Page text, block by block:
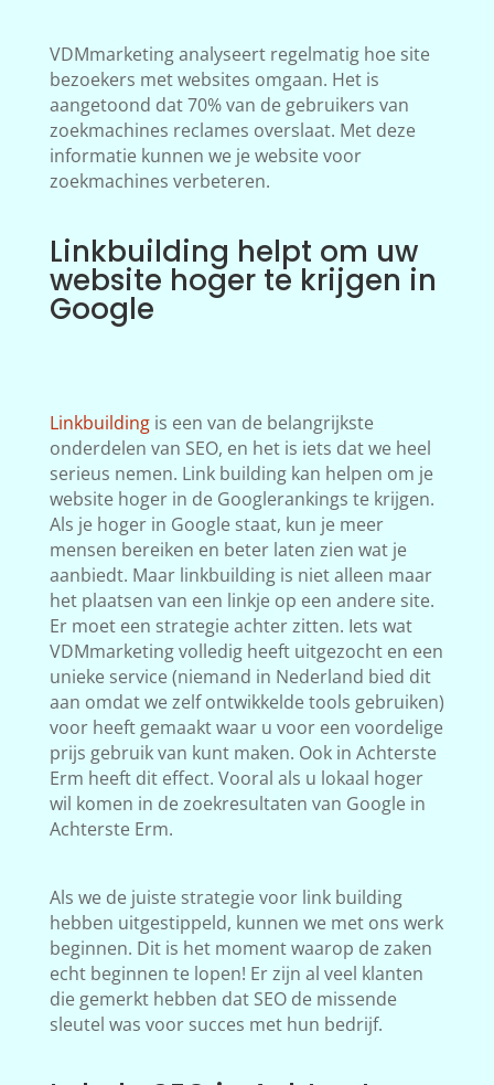
VDMmarketing analyseert regelmatig hoe site
bezoekers met websites omgaan. Het is
aangetoond dat 70% van de gebruikers van
zoekmachines reclames overslaat. Met deze
informatie kunnen we je website voor
zoekmachines verbeteren.
Linkbuilding helpt om uw
website hoger te krijgen in
Google
Linkbuildingis een van de belangrijkste
onderdelen van SEO, en het is iets dat we heel
serieus nemen. Link building kan helpen om je
website hoger in de Googlerankings te krijgen.
Als je hoger in Google staat, kun je meer
mensen bereiken en beter laten zien wat je
aanbiedt. Maar linkbuilding is niet alleen maar
het plaatsen van een linkje op een andere site.
Er moet een strategie achter zitten. Iets wat
VDMmarketing volledig heeft uitgezocht en een
unieke service (niemand in Nederland bied dit
aan omdat we zelf ontwikkelde tools gebruiken)
voor heeft gemaakt waar u voor een voordelige
prijs gebruik van kunt maken. Ook in Achterste
Erm heeft dit effect. Vooral als u lokaal hoger
wil komen in de zoekresultaten van Google in
Achterste Erm.
Als we de juiste strategie voor link building
hebben uitgestippeld, kunnen we met ons werk
beginnen. Dit is het moment waarop de zaken
echt beginnen te lopen! Er zijn al veel klanten
die gemerkt hebben dat SEO de missende
sleutel was voor succes met hun bedrijf.